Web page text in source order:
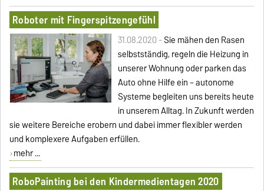
Roboter mit Fingerspitzengefühl
31.08.2020 -Sie mähen den Rasen
selbstständig, regeln die Heizung in
unserer Wohnung oder parken das
Auto ohne Hilfe ein – autonome
Systeme begleiten uns bereits heute
in unserem Alltag. In Zukunft werden
sie weitere Bereiche erobern und dabei immer flexibler werden
und komplexere Aufgaben erfüllen.
mehr ...
RoboPainting bei den Kindermedientagen 2020